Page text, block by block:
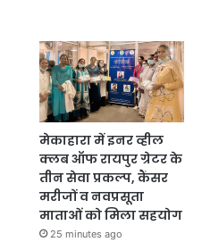
मेकाहारा में इनर व्हील
क्लब ऑफ रायपुर ग्रेटर के
तीन सेवा प्रकल्प, कैंसर
मरीजों व नवप्रसूता
माताओं को मिला सहयोग
25 minutes ago